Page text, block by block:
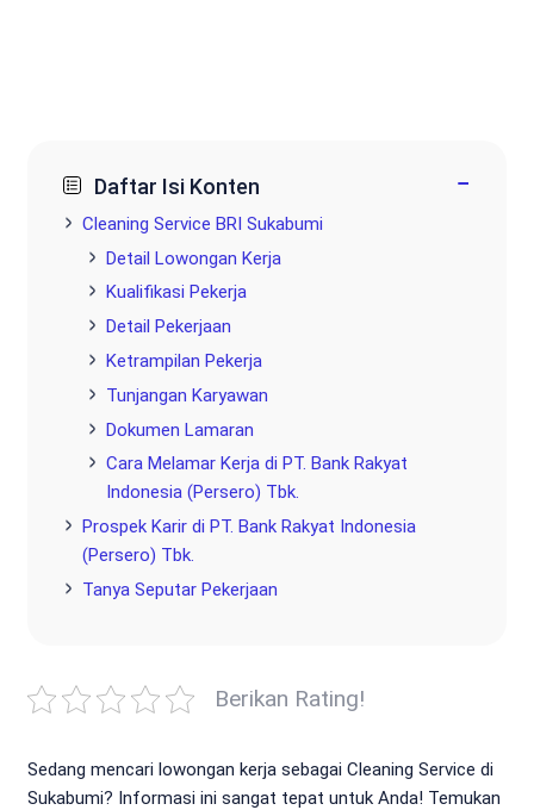
Daftar Isi Konten −
Cleaning Service BRI Sukabumi
Detail Lowongan Kerja
Kualifikasi Pekerja
Detail Pekerjaan
Ketrampilan Pekerja
Tunjangan Karyawan
Dokumen Lamaran
Cara Melamar Kerja di PT. Bank Rakyat
Indonesia (Persero) Tbk.
Prospek Karir di PT. Bank Rakyat Indonesia
(Persero) Tbk.
Tanya Seputar Pekerjaan
Berikan Rating!
Sedang mencari lowongan kerja sebagai Cleaning Service di
Sukabumi? Informasi ini sangat tepat untuk Anda! Temukan